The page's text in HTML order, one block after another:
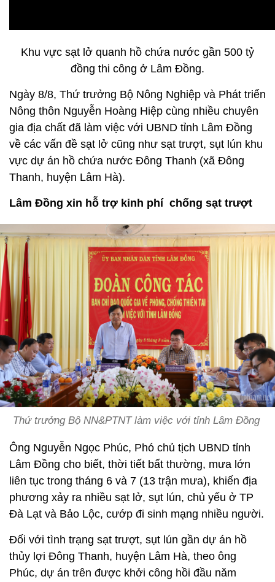
Khu vực sạt lở quanh hồ chứa nước gần 500 tỷ
đồng thi công ở Lâm Đồng.
Ngày 8/8, Thứ trưởng Bộ Nông Nghiệp và Phát triển
Nông thôn Nguyễn Hoàng Hiệp cùng nhiều chuyên
gia địa chất đã làm việc với UBND tỉnh Lâm Đồng
về các vấn đề sạt lở cũng như sạt trượt, sụt lún khu
vực dự án hồ chứa nước Đông Thanh (xã Đông
Thanh, huyện Lâm Hà).
Lâm Đồng xin hỗ trợ kinh phí chống sạt trượt
Thứ trưởng Bộ NN&PTNT làm việc với tỉnh Lâm Đồng
Ông Nguyễn Ngọc Phúc, Phó chủ tịch UBND tỉnh
Lâm Đồng cho biết, thời tiết bất thường, mưa lớn
liên tục trong tháng 6 và 7 (13 trận mưa), khiến địa
phương xảy ra nhiều sạt lở, sụt lún, chủ yếu ở TP
Đà Lạt và Bảo Lộc, cướp đi sinh mạng nhiều người.
Đối với tình trạng sạt trượt, sụt lún gần dự án hồ
thủy lợi Đông Thanh, huyện Lâm Hà, theo ông
Phúc, dự án trên được khởi công hồi đầu năm